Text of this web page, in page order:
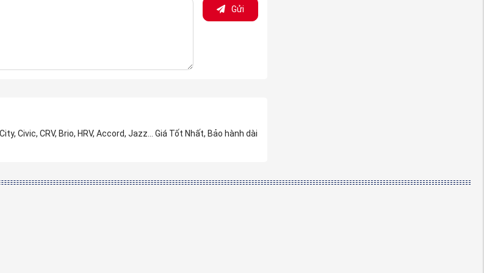
civic 2016-2021 ba đờ sốc sau Civic Gen 10 chính
Gửi
Civic, CRV, Brio, HRV, Accord, Jazz... Giá Tốt Nhất, Bảo hành dài